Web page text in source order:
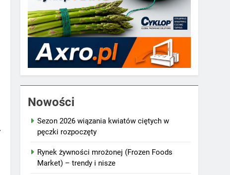
Nowości
Sezon 2026 wiązania kwiatów ciętych w
pęczki rozpoczęty
Rynek żywności mrożonej (Frozen Foods
Market) – trendy i nisze